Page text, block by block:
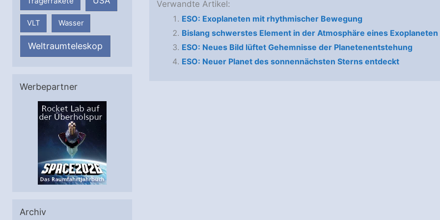
VLT Wasser
Weltraumteleskop
Werbepartner
Archiv
Verwandte Artikel:
ESO: Exoplaneten mit rhythmischer Bewegung
Bislang schwerstes Element in der Atmosphäre eines
ESO: Neues Bild lüftet Gehemnisse der Planetenentstehung
ESO: Neuer Planet des sonnennächsten Sterns entdeckt